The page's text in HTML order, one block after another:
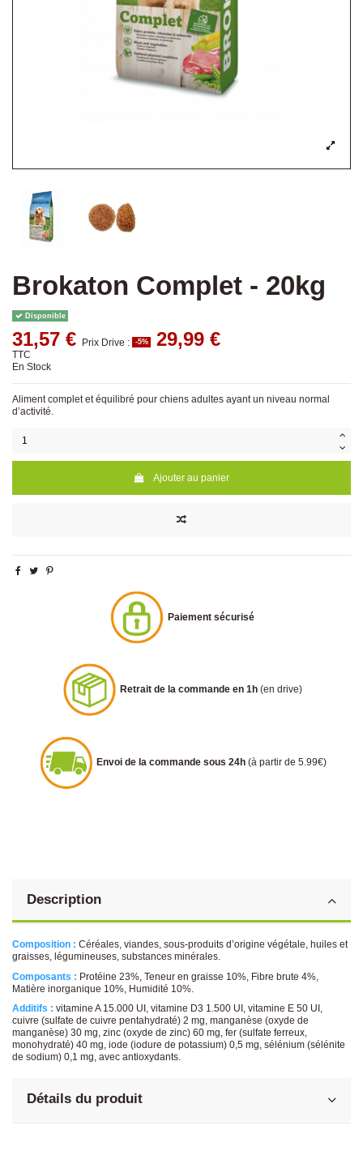
Brokaton Complet - 20kg
Disponible
31,57 € Prix Drive : -5% 29,99 €
TTC
En Stock
Aliment complet et équilibré pour chiens adultes ayant un niveau normal
d’activité.
Ajouter au panier
Paiement sécurisé
Retrait de la commande en 1h (en drive)
Envoi de la commande sous 24h (à partir de 5.99€)
Description
Composition : Céréales, viandes, sous-produits d’origine végétale, huiles et
graisses, légumineuses, substances minérales.
Composants : Protéine 23%, Teneur en graisse 10%, Fibre brute 4%,
Matière inorganique 10%, Humidité 10%.
Additifs : vitamine A 15.000 UI, vitamine D3 1.500 UI, vitamine E 50 UI,
cuivre (sulfate de cuivre pentahydraté) 2 mg, manganèse (oxyde de
manganèse) 30 mg, zinc (oxyde de zinc) 60 mg, fer (sulfate ferreux,
monohydraté) 40 mg, iode (iodure de potassium) 0,5 mg, sélénium (sélénite
de sodium) 0,1 mg, avec antioxydants.
Détails du produit